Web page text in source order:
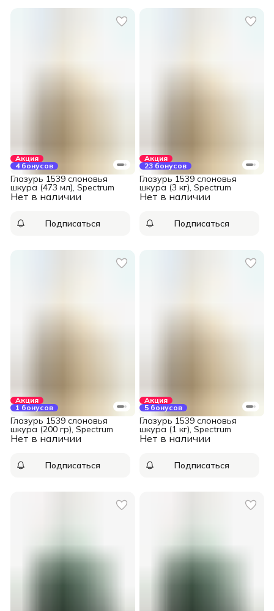
Акция
4 бонусов
Нет в наличии
Глазурь 1539 слоновья
шкура (473 мл), Spectrum
Подписаться
Акция
23 бонусов
Нет в наличии
Глазурь 1539 слоновья
шкура (3 кг), Spectrum
Подписаться
Акция
1 бонусов
Нет в наличии
Глазурь 1539 слоновья
шкура (200 гр), Spectrum
Подписаться
Акция
5 бонусов
Нет в наличии
Глазурь 1539 слоновья
шкура (1 кг), Spectrum
Подписаться